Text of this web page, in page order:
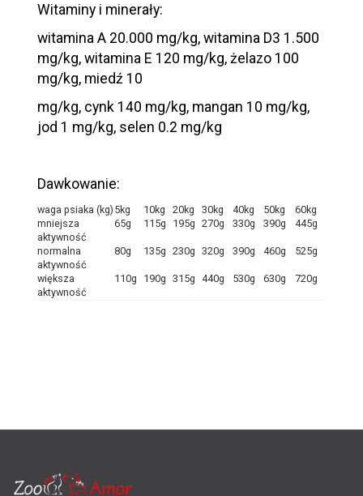
Witaminy i minerały:
witamina A 20.000 mg/kg, witamina D3 1.500
mg/kg, witamina E 120 mg/kg, żelazo 100
mg/kg, miedź 10
mg/kg, cynk 140 mg/kg, mangan 10 mg/kg,
jod 1 mg/kg, selen 0.2 mg/kg
Dawkowanie:
waga psiaka (kg) 5kg 10kg 20kg 30kg 40kg 50kg
60kg
mniejsza
aktywność
65g 115g 195g 270g 330g 390g 445g
normalna
aktywność
80g 135g 230g 320g 390g 460g 525g
większa
aktywność
110g 190g 315g 440g 530g 630g 720g